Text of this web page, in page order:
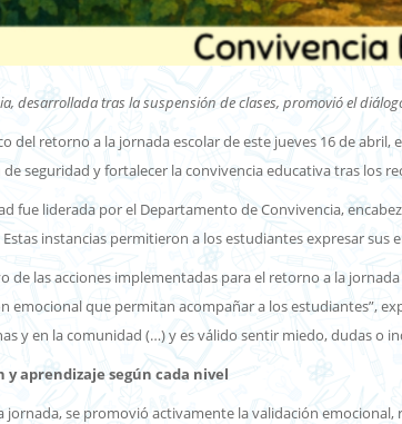
desarrollada tras la suspensión de clases, promovió el
del retorno a la jornada escolar de este jueves 16 de
de seguridad y fortalecer la convivencia educativa tras los
fue liderada por el Departamento de Convivencia,
instancias permitieron a los estudiantes expresar
de las acciones implementadas para el retorno a la
emocional que permitan acompañar a los estudiantes”,
y en la comunidad (…) y es válido sentir miedo, dudas o
y aprendizaje según cada nivel
jornada, se promovió activamente la validación